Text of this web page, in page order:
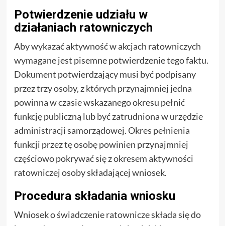
Potwierdzenie udziału w
działaniach ratowniczych
Aby wykazać aktywność w akcjach ratowniczych
wymagane jest pisemne potwierdzenie tego faktu.
Dokument potwierdzający musi być podpisany
przez trzy osoby, z których przynajmniej jedna
powinna w czasie wskazanego okresu pełnić
funkcję publiczną lub być zatrudniona w urzędzie
administracji samorządowej. Okres pełnienia
funkcji przez tę osobę powinien przynajmniej
częściowo pokrywać się z okresem aktywności
ratowniczej osoby składającej wniosek.
Procedura składania wniosku
Wniosek o świadczenie ratownicze składa się do